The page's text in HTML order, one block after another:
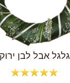
גלגל אבל לבן ירוק